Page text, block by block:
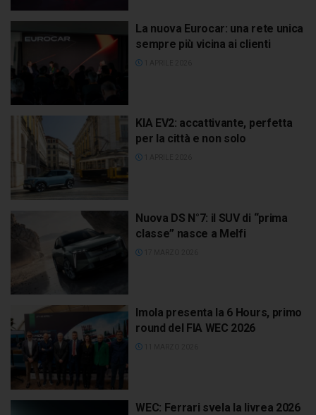
La nuova Eurocar: una rete unica
sempre più vicina ai clienti
KIA EV2: accattivante, perfetta
per la città e non solo
Nuova DS N°7: il SUV di “prima
classe” nasce a Melfi
Imola presenta la 6 Hours, primo
round del FIA WEC 2026
WEC: Ferrari svela la livrea 2026